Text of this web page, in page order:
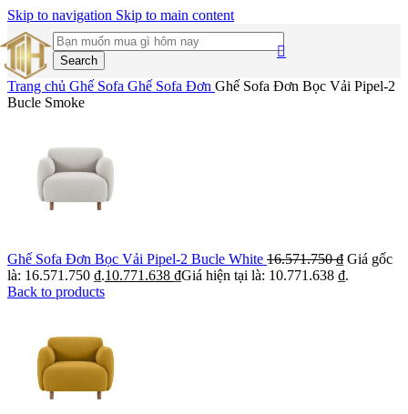
Skip to navigation Skip to main content
Search
Trang chủ Ghế Sofa Ghế Sofa Đơn Ghế Sofa Đơn Bọc Vải Pipel-2
Bucle Smoke
Ghế Sofa Đơn Bọc Vải Pipel-2 Bucle White 16.571.750₫ Giá gốc
là: 16.571.750 ₫.10.771.638 ₫Giá hiện tại là: 10.771.638 ₫.
Back to products